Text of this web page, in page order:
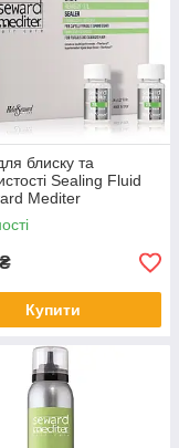
блиску та
Sealing Fluid
Mediter
₴
Купити